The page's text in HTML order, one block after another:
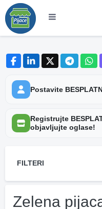
Postavite
Registrujte
objavljujte oglase!
FILTERI
Zelena